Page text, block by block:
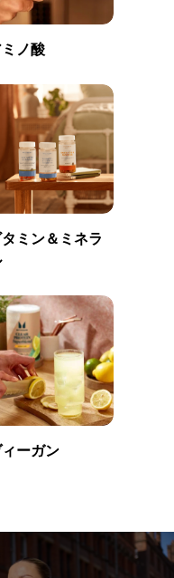
ノ酸
タミン＆ミネラ
ィーガン